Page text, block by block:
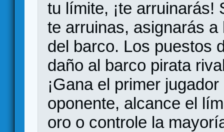
tu límite, ¡te arruinarás!
te arruinas, asignarás
del barco. Los puestos
daño al barco pirata
¡Gana el primer
oponente, alcance el
oro o controle la